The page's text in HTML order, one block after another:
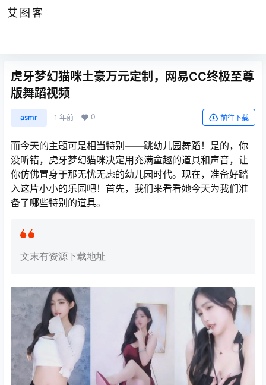
艾图客
虎牙梦幻猫咪土豪万元定制，网易CC终极至尊
版舞蹈视频
asmr 1 年前 0 前往下载
而今天的主题可是相当特别——跳幼儿园舞蹈！是的，你
没听错，虎牙梦幻猫咪决定用充满童趣的道具和声音，让
你仿佛置身于那无忧无虑的幼儿园时代。现在，准备好踏
入这片小小的乐园吧！首先，我们来看看她今天为我们准
备了哪些特别的道具。
文末有资源下载地址